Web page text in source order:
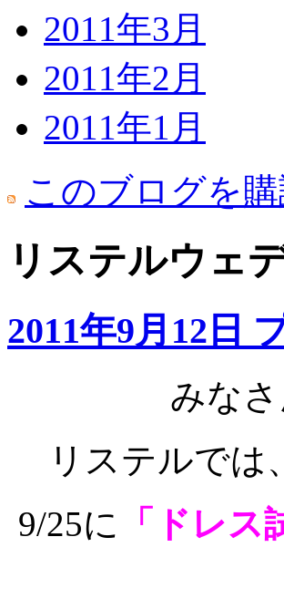
2011年3月
2011年2月
2011年1月
このブログを
リステルウェ
2011年9月12日
みな
リステルでは
9/25に 「ドレ